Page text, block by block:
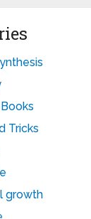
Tricks
growth